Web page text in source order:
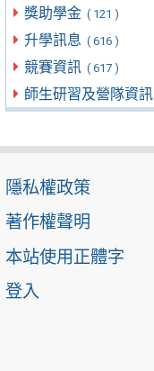
獎助學金 ( 121 )
升學訊息 ( 616 )
競賽資訊 ( 617 )
師生研習及營隊資訊
隱私權政策
著作權聲明
本站使用正體字
登入